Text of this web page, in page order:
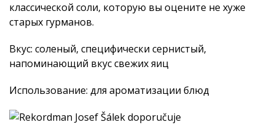
классической соли, которую вы оцените не хуже
старых гурманов.
Вкус: соленый, специфически сернистый,
напоминающий вкус свежих яиц
Использование: для ароматизации блюд